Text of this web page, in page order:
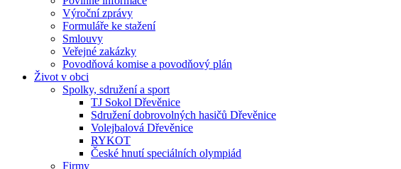
Výroční zprávy
Formuláře ke stažení
Smlouvy
Veřejné zakázky
Povodňová komise a povodňový plán
Život v obci
Spolky, sdružení a sport
TJ Sokol Dřevěnice
Sdružení dobrovolných hasičů Dřevěnice
Volejbalová Dřevěnice
RYKOT
České hnutí speciálních olympiád
Firmy